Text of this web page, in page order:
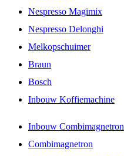
Nespresso Magimix
Nespresso Delonghi
Melkopschuimer
Braun
Bosch
Inbouw Koffiemachine
Inbouw Combimagnetron
Combimagnetron